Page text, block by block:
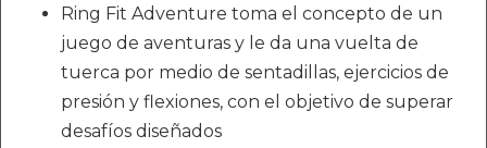
Ring Fit Adventure toma el concepto de un
juego de aventuras y le da una vuelta de
tuerca por medio de sentadillas, ejercicios de
presión y flexiones, con el objetivo de superar
desafíos diseñados